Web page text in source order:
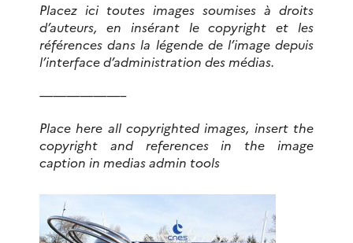
Placez ici toutes images soumises à droits
d’auteurs, en insérant le copyright et les
références dans la légende de l’image depuis
l’interface d’administration des médias.
——————–
Place here all copyrighted images, insert the
copyright and references in the image
caption in medias admin tools